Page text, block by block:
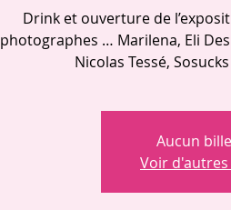
Drink et ouverture de
photographes … Marilena, Eli
Nicolas Tessé,
Aucun
Voir